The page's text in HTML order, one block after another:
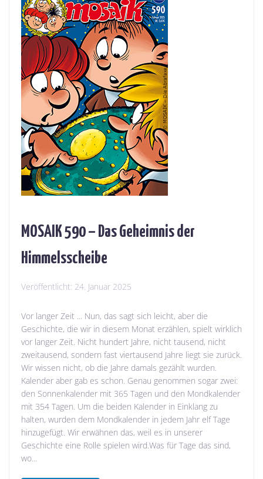
MOSAIK 590 – Das Geheimnis der
Himmelsscheibe
Veröffentlicht: 24. Januar 2025
Vor langer Zeit ... Nun, das sagt sich leicht, aber die
Geschichte, die wir in diesem Monat erzählen, spielt wirklich
vor langer Zeit. Nicht hundert Jahre, nicht tausend, nicht
zweitausend, sondern fast viertausend Jahre liegt sie zurück.
Wir wissen nicht, ob die Jahre damals gezählt wurden.
Kalender aber gab es schon. Genau genommen sogar zwei:
den Sonnenkalender mit 365 Tagen und den Mondkalender
mit 354 Tagen. Um die beiden Kalender in Einklang zu
halten, wurden dem Mondkalender in jedem Jahr elf Tage
hinzugefügt. Wir erwähnen das, weil es in unserer
Geschichte eine Rolle spielen wird.Was für Tage das sind,
wo...